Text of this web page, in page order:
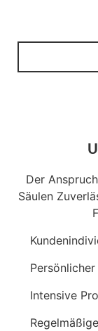
Der
Säulen
Intensive